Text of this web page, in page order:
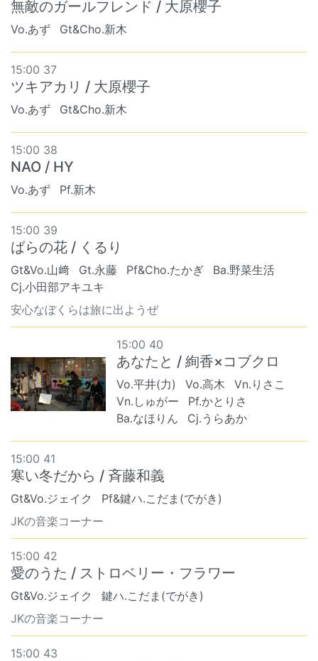
無敵のガールフレンド / 大原櫻子
Vo.あず Gt&Cho.新木
15:00 37
ツキアカリ / 大原櫻子
Vo.あず Gt&Cho.新木
15:00 38
NAO / HY
Vo.あず Pf.新木
15:00 39
ばらの花 / くるり
Gt&Vo.山﨑 Gt.永藤 Pf&Cho.たかぎ
Ba.野菜生活
Cj.小田部アキユキ
安心なぼくらは旅に出ようぜ
15:00 40
あなたと / 絢香×コブクロ
Vo.平井(力) Vo.高木
Vn.りさこ
Vn.しゅがー
Pf.かとりさ
Ba.なほりん
Cj.うらあか
15:00 41
寒い冬だから / 斉藤和義
Gt&Vo.ジェイク
Pf&鍵ハ.こだま(でがき)
JKの音楽コーナー
15:00 42
愛のうた / ストロベリー・フラワー
Gt&Vo.ジェイク
鍵ハ.こだま(でがき)
JKの音楽コーナー
15:00 43